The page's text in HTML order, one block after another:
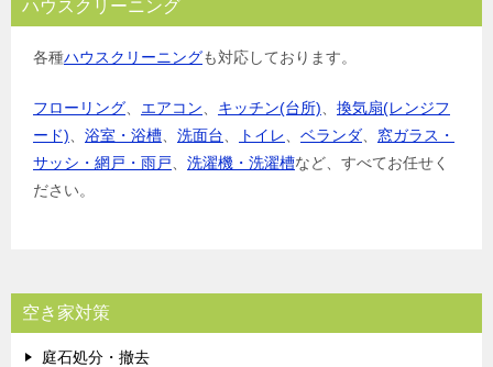
ハウスクリーニング
各種ハウスクリーニングも対応しております。
フローリング エアコン キッチン(台所)
換気扇(レンジフ
ード)
浴室・浴槽 洗面台 トイレ ベランダ
窓ガラス・
サッシ・網戸・雨戸
洗濯機・洗濯槽など、すべてお任せく
ださい。
空き家対策
庭石処分・撤去